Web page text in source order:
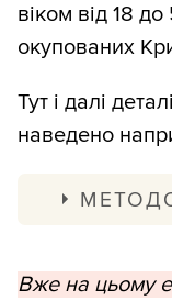
віком від 18
окупованих
Тут і далі
наведено
прогнозом
Вже на цьому